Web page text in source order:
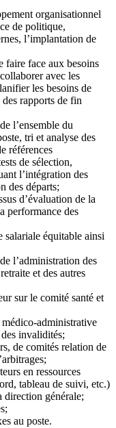
organisationnel
de politique,
l’implantation de
faire face aux besoins
avec les
les besoins de
rapports de fin
l’ensemble du
tri et analyse des
références
de sélection,
l’intégration des
des départs;
d’évaluation de la
performance des
salariale équitable ainsi
l’administration des
et des autres
sur le comité santé et
administrative
invalidités;
de comités relation de
en ressources
tableau de suivi, etc.)
direction générale;
au poste.